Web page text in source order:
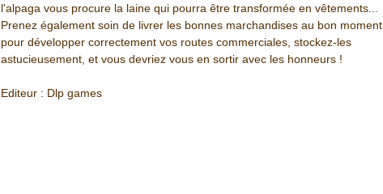
l'alpaga vous procure la laine qui pourra être transformée en vêtements...
Prenez également soin de livrer les bonnes marchandises au bon moment
pour développer correctement vos routes commerciales, stockez-les
astucieusement, et vous devriez vous en sortir avec les honneurs !
Editeur : Dlp games